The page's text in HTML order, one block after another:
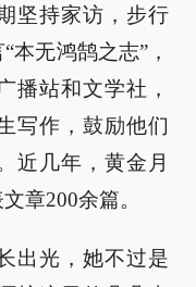
坚持家访，步行
本无鸿鹄之志”，
播站和文学社，
写作，鼓励他们
近几年，黄金月
章200余篇。
出光，她不过是